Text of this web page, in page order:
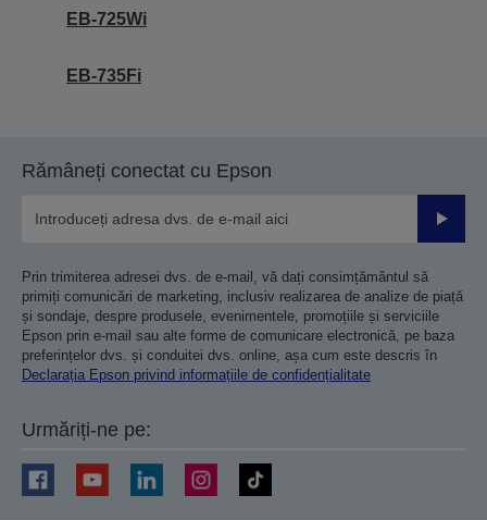
EB-725Wi
EB-735Fi
Rămâneți conectat cu Epson
Prin trimiterea adresei dvs. de e-mail, vă dați consimțământul să
primiți comunicări de marketing, inclusiv realizarea de analize de piață
și sondaje, despre produsele, evenimentele, promoțiile și serviciile
Epson prin e-mail sau alte forme de comunicare electronică, pe baza
preferințelor dvs. și conduitei dvs. online, așa cum este descris în
Declarația Epson privind informațiile de confidențialitate
Urmăriți-ne pe: